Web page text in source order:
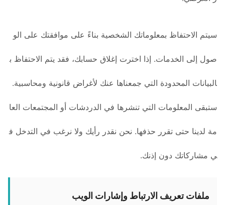
سيتم الاحتفاظ بمعلوماتك الشخصية بناءً على موافقتك على الو
صول إلى الخدمات. إذا اخترت إغلاق حسابك، فقد يتم الاحتفاظ ب
البيانات المحدودة التي جمعناها عنك لأغراض قانونية ومحاسبية.
ستبقى المعلومات التي تنشرها في الدردشات أو المجتمعات العا
مة لدينا حتى تقرر حذفها. نحن نقدر رأيك ولا نرغب في التدخل ف
ي مشاركاتك دون إذنك.
ملفات تعريف الارتباط وإشارات الويب